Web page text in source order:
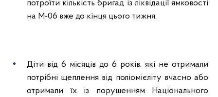
потроїти кількість бригад із ліквідації ямковості
на М-06 вже до кінця цього тижня.
Діти від 6 місяців до 6 років, які не отримали
потрібні щеплення від поліомієліту вчасно або
отримали їх із порушенням Національного